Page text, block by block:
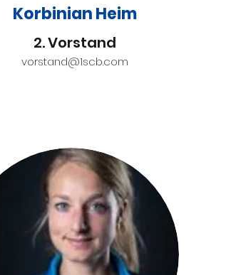
Korbinian Heim
2. Vorstand
vorstand@1scb.com